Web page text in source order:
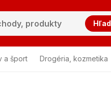
a šport Drogéria, kozmetika